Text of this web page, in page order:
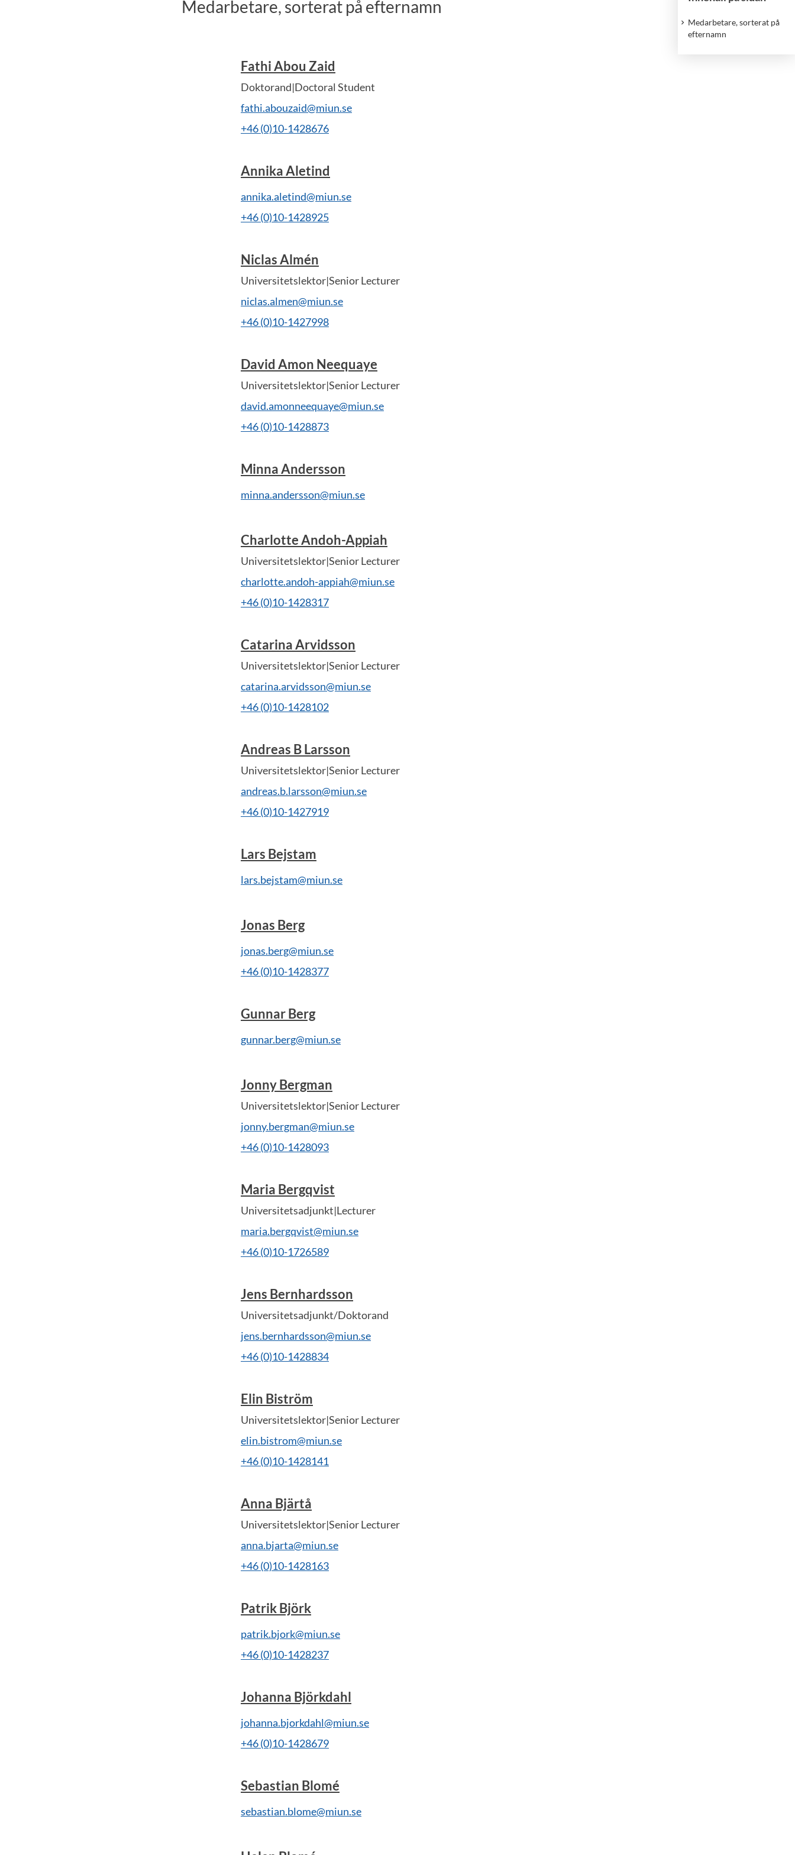
Medarbetare, sorterat på
efternamn
Medarbetare, sorterat på efternamn
Fathi Abou Zaid
Doktorand|Doctoral Student
fathi.abouzaid@miun.se
+46 (0)10-1428676
Annika Aletind
annika.aletind@miun.se
+46 (0)10-1428925
Niclas Almén
Universitetslektor|Senior Lecturer
niclas.almen@miun.se
+46 (0)10-1427998
David Amon Neequaye
Universitetslektor|Senior Lecturer
david.amonneequaye@miun.se
+46 (0)10-1428873
Minna Andersson
minna.andersson@miun.se
Charlotte Andoh-Appiah
Universitetslektor|Senior Lecturer
charlotte.andoh-appiah@miun.se
+46 (0)10-1428317
Catarina Arvidsson
Universitetslektor|Senior Lecturer
catarina.arvidsson@miun.se
+46 (0)10-1428102
Andreas B Larsson
Universitetslektor|Senior Lecturer
andreas.b.larsson@miun.se
+46 (0)10-1427919
Lars Bejstam
lars.bejstam@miun.se
Jonas Berg
jonas.berg@miun.se
+46 (0)10-1428377
Gunnar Berg
gunnar.berg@miun.se
Jonny Bergman
Universitetslektor|Senior Lecturer
jonny.bergman@miun.se
+46 (0)10-1428093
Maria Bergqvist
Universitetsadjunkt|Lecturer
maria.bergqvist@miun.se
+46 (0)10-1726589
Jens Bernhardsson
Universitetsadjunkt/Doktorand
jens.bernhardsson@miun.se
+46 (0)10-1428834
Elin Biström
Universitetslektor|Senior Lecturer
elin.bistrom@miun.se
+46 (0)10-1428141
Anna Bjärtå
Universitetslektor|Senior Lecturer
anna.bjarta@miun.se
+46 (0)10-1428163
Patrik Björk
patrik.bjork@miun.se
+46 (0)10-1428237
Johanna Björkdahl
johanna.bjorkdahl@miun.se
+46 (0)10-1428679
Sebastian Blomé
sebastian.blome@miun.se